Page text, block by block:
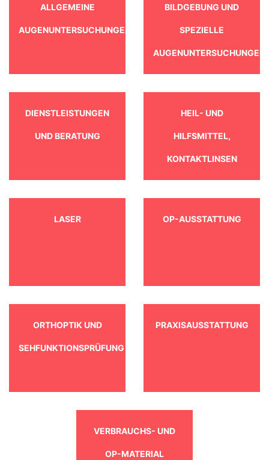
ALLGEMEINE
AUGENUNTERSUCHUNGEN
BILDGEBUNG UND
SPEZIELLE
AUGENUNTERSUCHUNGEN
DIENSTLEISTUNGEN
UND BERATUNG
HEIL- UND
HILFSMITTEL,
KONTAKTLINSEN
LASER OP-AUSSTATTUNG
ORTHOPTIK UND
SEHFUNKTIONSPRÜFUNG
PRAXISAUSSTATTUNG
VERBRAUCHS- UND
OP-MATERIAL